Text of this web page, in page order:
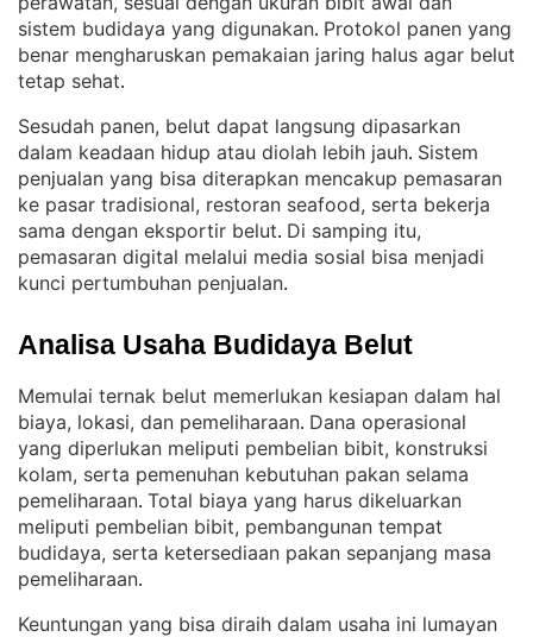
sistem budidaya yang digunakan. Protokol panen yang
benar mengharuskan pemakaian jaring halus agar belut
tetap sehat.
Sesudah panen, belut dapat langsung dipasarkan
dalam keadaan hidup atau diolah lebih jauh. Sistem
penjualan yang bisa diterapkan mencakup pemasaran
ke pasar tradisional, restoran seafood, serta bekerja
sama dengan eksportir belut. Di samping itu,
pemasaran digital melalui media sosial bisa menjadi
kunci pertumbuhan penjualan.
Analisa Usaha Budidaya Belut
Memulai ternak belut memerlukan kesiapan dalam hal
biaya, lokasi, dan pemeliharaan. Dana operasional
yang diperlukan meliputi pembelian bibit, konstruksi
kolam, serta pemenuhan kebutuhan pakan selama
pemeliharaan. Total biaya yang harus dikeluarkan
meliputi pembelian bibit, pembangunan tempat
budidaya, serta ketersediaan pakan sepanjang masa
pemeliharaan.
Keuntungan yang bisa diraih dalam usaha ini lumayan